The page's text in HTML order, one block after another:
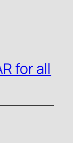
for all